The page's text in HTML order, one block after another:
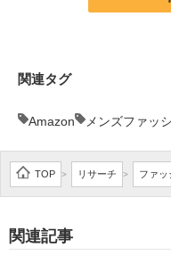
企業向けIT製品の総合サ
製造業のIT導入・活用を
関連タグ
Amazon メンズファッ
TOP > リサーチ > ファッ
関連記事